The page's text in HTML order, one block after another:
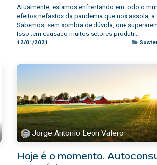
Atualmente, estamos enfrentando em todo o
efeitos nefastos da pandemia que nos assola, a
Sabemos, sem sombra de dúvida, que
Isso tem causado muitos setores produti...
12/01/2021
Jorge Antonio Leon Valero
Hoje é o momento.